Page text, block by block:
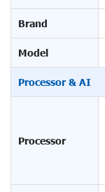
Brand
Model
Processor & AI
Processor